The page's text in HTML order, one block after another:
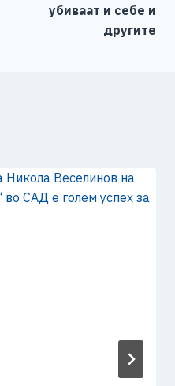
убиваат и себе и
другите